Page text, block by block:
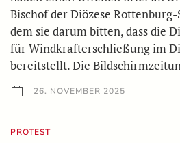
Bischof der Diözese
dem sie darum bitten, dass die
für Windkrafterschließung im
bereitstellt. Die
26. NOVEMBER 2025
PROTEST